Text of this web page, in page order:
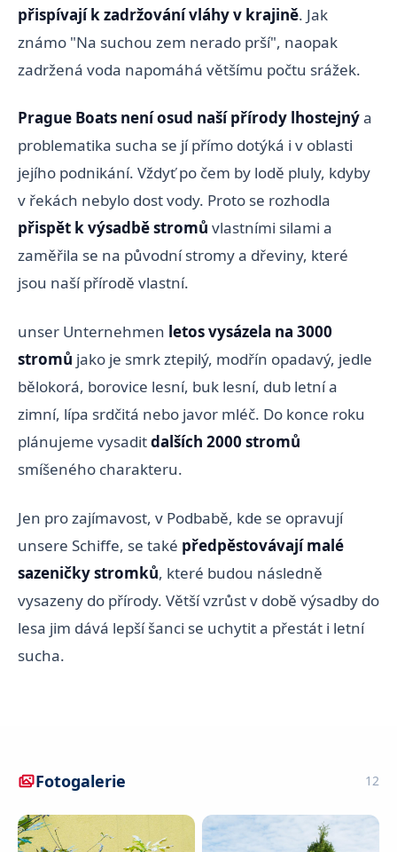
přispívají k zadržování vláhy v krajině. Jak
známo "Na suchou zem nerado prší", naopak
zadržená voda napomáhá většímu počtu srážek.
Prague Boats není osud naší přírody lhostejnýa
problematika sucha se jí přímo dotýká i v oblasti
jejího podnikání. Vždyť po čem by lodě pluly, kdyby
v řekách nebylo dost vody. Proto se rozhodla
přispět k výsadbě stromů vlastními silami a
zaměřila se na původní stromy a dřeviny, které
jsou naší přírodě vlastní.
unser Unternehmen letos vysázela na 3000
stromů jako je smrk ztepilý, modřín opadavý, jedle
bělokorá, borovice lesní, buk lesní, dub letní a
zimní, lípa srdčitá nebo javor mléč. Do konce roku
plánujeme vysaditdalších 2000 stromů
smíšeného charakteru.
Jen pro zajímavost, v Podbabě, kde se opravují
unsere Schiffe, se také předpěstovávají malé
sazeničky stromků, které budou následně
vysazeny do přírody. Větší vzrůst v době výsadby do
lesa jim dává lepší šanci se uchytit a přestát i letní
sucha.
Fotogalerie 12